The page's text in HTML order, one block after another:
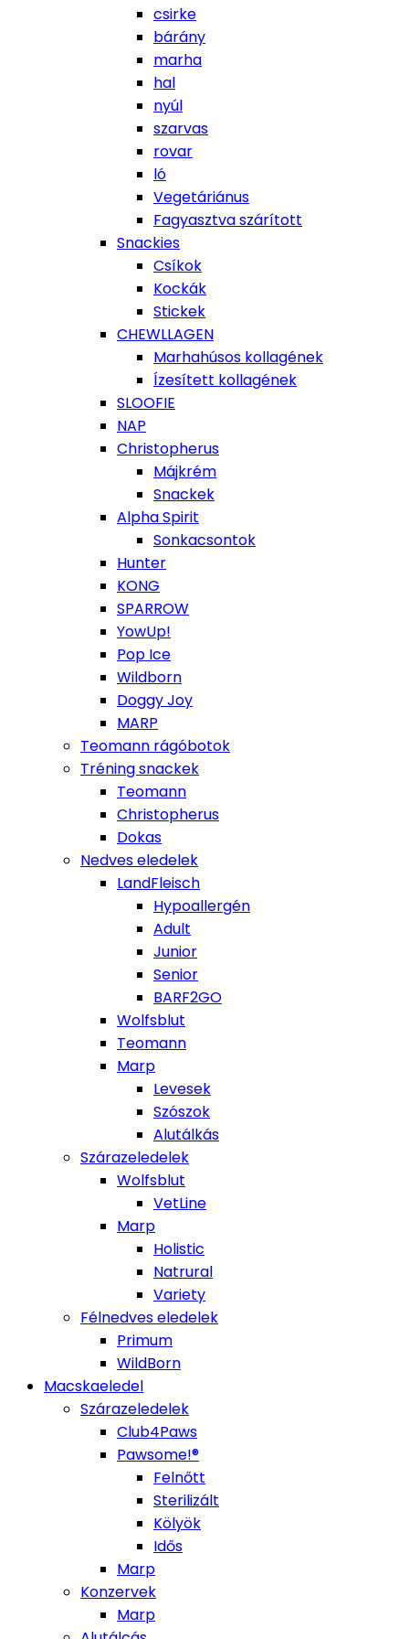
csirke
bárány
marha
hal
nyúl
szarvas
rovar
ló
Vegetáriánus
Fagyasztva szárított
Snackies
Csíkok
Kockák
Stickek
CHEWLLAGEN
Marhahúsos kollagének
Ízesített kollagének
SLOOFIE
NAP
Christopherus
Májkrém
Snackek
Alpha Spirit
Sonkacsontok
Hunter
KONG
SPARROW
YowUp!
Pop Ice
Wildborn
Doggy Joy
MARP
Teomann rágóbotok
Tréning snackek
Teomann
Christopherus
Dokas
Nedves eledelek
LandFleisch
Hypoallergén
Adult
Junior
Senior
BARF2GO
Wolfsblut
Teomann
Marp
Levesek
Szószok
Alutálkás
Szárazeledelek
Wolfsblut
VetLine
Marp
Holistic
Natrural
Variety
Félnedves eledelek
Primum
WildBorn
Macskaeledel
Szárazeledelek
Club4Paws
Pawsome!®
Felnőtt
Sterilizált
Kölyök
Idős
Marp
Konzervek
Marp